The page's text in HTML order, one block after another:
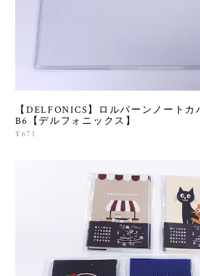
【DELFONICS】ロルバーンノート
B6【デルフォニックス】
¥671